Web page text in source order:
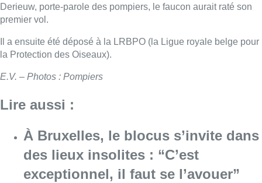
Derieuw, porte-parole des pompiers, le faucon aurait raté son
premier vol.
Il a ensuite été déposé à la LRBPO (la Ligue royale belge pour
la Protection des Oiseaux).
E.V. – Photos : Pompiers
Lire aussi :
À Bruxelles, le blocus s’invite dans
des lieux insolites : “C’est
exceptionnel, il faut se l’avouer”